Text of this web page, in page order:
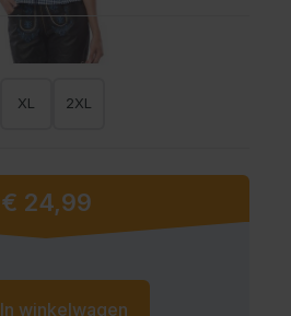
XL 2XL
Vanaf:
€ 24,99
In winkelwagen